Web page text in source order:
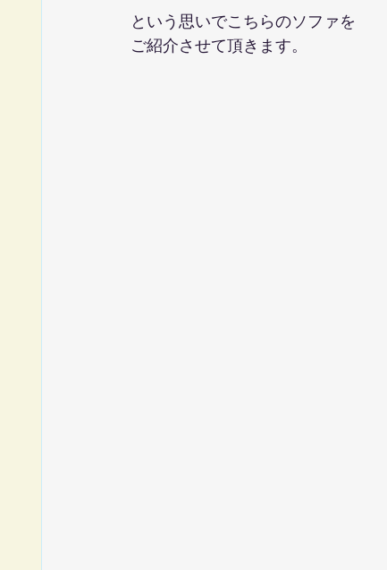
という思いでこちらのソファを
ご紹介させて頂きます。